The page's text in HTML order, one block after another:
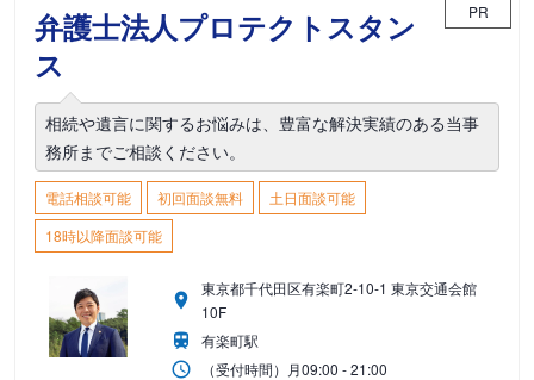
弁護士法人プロテクトスタン
ス
PR
相続や遺言に関するお悩みは、豊富な解決実績のある当事
務所までご相談ください。
電話相談可能 初回面談無料
土日面談可能
18時以降面談可能
東京都千代田区有楽町2-10-1 東京交通会館
10F
有楽町駅
（受付時間） 月09:00 - 21:00